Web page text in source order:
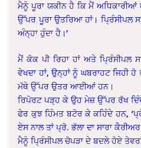
ਮੈਨੂੰ ਪੂਰਾ ਯਕੀਨ ਹੈ ਕਿ ਮੈਂ
ਉੱਪਰ ਪੂਰਾ ਉਤਰਿਆ ਹਾਂ। ਪ੍ਰਿੰਸੀਪਲ
ਅੰਨ੍ਹਾ ਹੁੰਦਾ ਹੈ।’
ਮੈਂ ਕੋਕ ਪੀ ਰਿਹਾ ਹਾਂ ਅਤੇ ਪ੍ਰਿੰਸੀਪਲ
ਵੇਖਦਾ ਹਾਂ, ਉਨ੍ਹਾਂ ਨੂੰ ਘਬਰਾਹਟ ਜਿਹੀ
ਮੱਥੇ ਉੱਪਰ ਉਤਰ ਆਈਆਂ ਹਨ।
ਰਿਪੋਰਟ ਪੜ੍ਹ ਕੇ ਉਹ ਮੇਜ਼ ਉੱਪਰ ਰੱਖ
ਫੇਰ ਕੁਝ ਹਿੰਮਤ ਬਟੋਰ ਕੇ ਕਹਿੰਦੇ ਹਨ,
ਏਸ ਨਾਲ ਤਾਂ ਪ੍ਰੋ. ਭੱਲਾ ਦਾ ਸਾਰਾ
ਮੈਨੂੰ ਪ੍ਰਿੰਸੀਪਲ ਚੋਪੜਾ ਦੇ ਬਦਲੇ ਹੋਏ